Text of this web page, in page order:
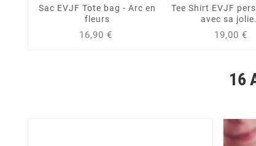
Sac EVJF Tote bag - Arc en
fleurs
16,90 €
Tee Shirt EVJF
avec sa
19,00 €
16